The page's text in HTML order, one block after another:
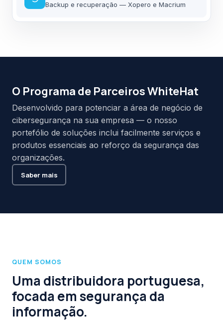
Backup e recuperação — Xopero e Macrium
O Programa de Parceiros WhiteHat
Desenvolvido para potenciar a área de negócio de
cibersegurança na sua empresa — o nosso
portefólio de soluções inclui facilmente serviços e
produtos essenciais ao reforço da segurança das
organizações.
Saber mais
QUEM SOMOS
Uma distribuidora portuguesa,
focada em segurança da
informação.